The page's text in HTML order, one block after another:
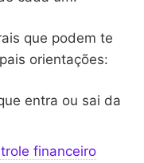
que podem te
orientações:
entra ou sai da
financeiro